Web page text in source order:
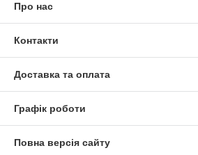
Про нас
Контакти
Доставка та оплата
Графік роботи
Повна версія сайту